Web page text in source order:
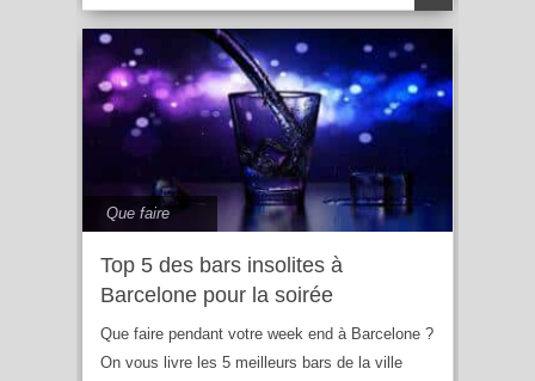
Que faire
Top 5 des bars insolites à
Barcelone pour la soirée
Que faire pendant votre week end à Barcelone ?
On vous livre les 5 meilleurs bars de la ville